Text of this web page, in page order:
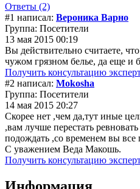
Ответы (2)
#1 написал: Вероника Варно
Группа: Посетители
13 мая 2015 00:19
Вы действительно считаете,
чужом грязном белье, да еще и
Получить консультацию
#2 написал: Mokosha
Группа: Посетители
14 мая 2015 20:27
Скорее нет ,чем да,тут иные
,вам лучше перестать ревновать
подождать ,со временем вы все
С уважением Веда Макошь.
Получить консультацию
Информация